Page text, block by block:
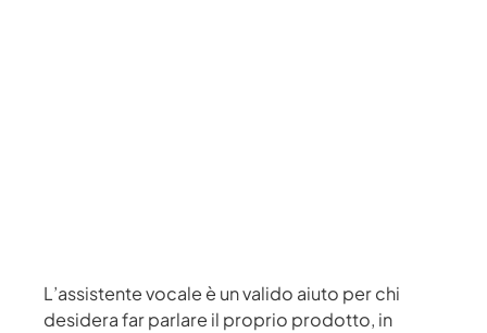
L’assistente vocale è un valido aiuto per chi
desidera far parlare il proprio prodotto, in